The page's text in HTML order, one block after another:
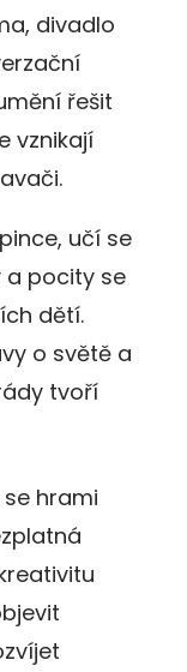
divadlo
řešit
vznikají
učí se
a pocity se
dětí.
o světě a
tvoří
hrami